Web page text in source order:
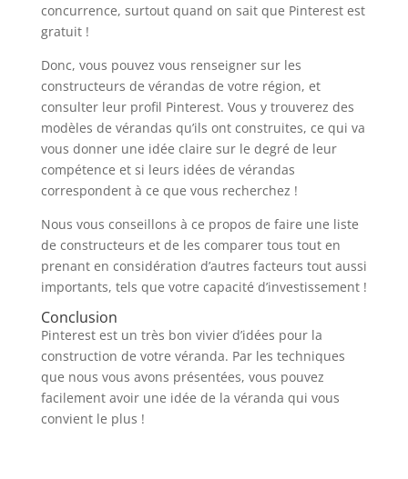
concurrence, surtout quand on sait que Pinterest est
gratuit !
Donc, vous pouvez vous renseigner sur les
constructeurs de vérandas de votre région, et
consulter leur profil Pinterest. Vous y trouverez des
modèles de vérandas qu’ils ont construites, ce qui va
vous donner une idée claire sur le degré de leur
compétence et si leurs idées de vérandas
correspondent à ce que vous recherchez !
Nous vous conseillons à ce propos de faire une liste
de constructeurs et de les comparer tous tout en
prenant en considération d’autres facteurs tout aussi
importants, tels que votre capacité d’investissement !
Conclusion
Pinterest est un très bon vivier d’idées pour la
construction de votre véranda. Par les techniques
que nous vous avons présentées, vous pouvez
facilement avoir une idée de la véranda qui vous
convient le plus !